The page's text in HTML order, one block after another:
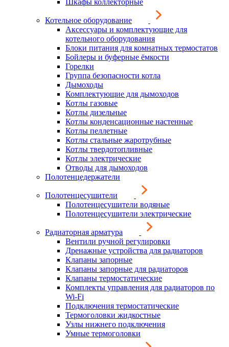
Шкафы коллекторные
Котельное оборудование
Аксессуары и комплектующие для
котельного оборудования
Блоки питания для комнатных термостатов
Бойлеры и буферные ёмкости
Горелки
Группа безопасности котла
Дымоходы
Комплектующие для дымоходов
Котлы газовые
Котлы дизельные
Котлы конденсационные настенные
Котлы пеллетные
Котлы стальные жаротрубные
Котлы твердотопливные
Котлы электрические
Отводы для дымоходов
Полотенцедержатели
Полотенцесушители
Полотенцесушители водяные
Полотенцесушители электрические
Радиаторная арматура
Вентили ручной регулировки
Дренажные устройства для радиаторов
Клапаны запорные
Клапаны запорные для радиаторов
Клапаны термостатические
Комплекты управления для радиаторов по
Wi-Fi
Подключения термостатические
Термоголовки жидкостные
Узлы нижнего подключения
Умные термоголовки